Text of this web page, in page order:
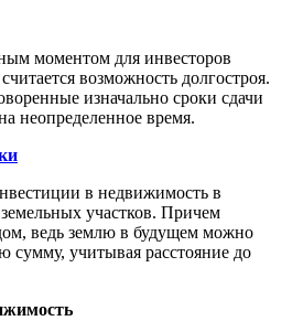
моментом для инвесторов
возможность долгостроя.
изначально сроки сдачи
неопределенное время.
в недвижимость в
участков. Причем
ведь землю в будущем можно
сумму, учитывая расстояние до